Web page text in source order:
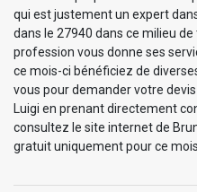
qui est justement un expert
dans le 27940 dans ce milieu
profession vous donne ses
ce mois-ci bénéficiez de
vous pour demander votre
Luigi en prenant directement
consultez le site internet de
gratuit uniquement pour ce